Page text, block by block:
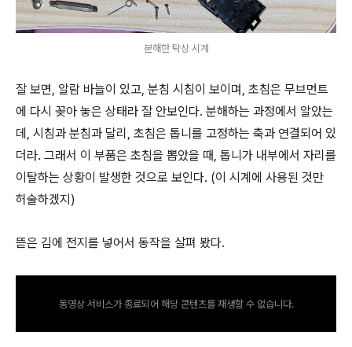
분해한 탁상 시계
잘 보면, 알람 바늘이 있고, 분침 시침이 보이며, 초침은 무브먼트
에 다시 꽂아 놓은 상태라 잘 안보인다. 분해하는 과정에서 알았는
데, 시침과 분침과 달리, 초침은 톱니를 고정하는 축과 연결되어 있
더라. 그래서 이 부품은 초침을 뽑았을 때, 톱니가 내부에서 자리를
이탈하는 상황이 발생한 것으로 보인다. (이 시계에 사용된 것만
허술하겠지)
뜯은 김에 전지를 넣어서 동작을 살펴 봤다.
동영상 서비스가 종료되어 해당 콘텐츠를 재생할 수 없습니다.